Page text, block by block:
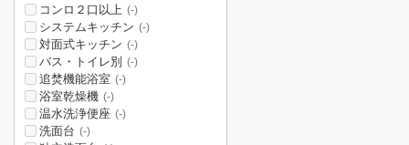
コンロ２口以上 (-)
システムキッチン (-)
対面式キッチン (-)
バス・トイレ別 (-)
追焚機能浴室 (-)
浴室乾燥機 (-)
温水洗浄便座 (-)
洗面台 (-)